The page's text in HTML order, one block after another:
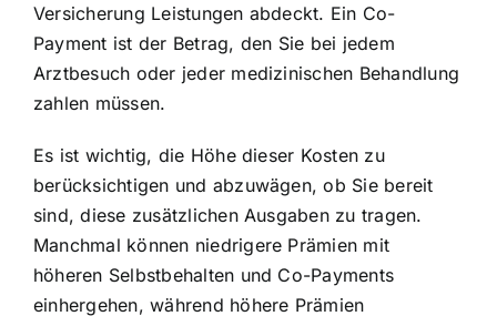
Versicherung Leistungen abdeckt. Ein Co-
Payment ist der Betrag, den Sie bei jedem
Arztbesuch oder jeder medizinischen Behandlung
zahlen müssen.
Es ist wichtig, die Höhe dieser Kosten zu
berücksichtigen und abzuwägen, ob Sie bereit
sind, diese zusätzlichen Ausgaben zu tragen.
Manchmal können niedrigere Prämien mit
höheren Selbstbehalten und Co-Payments
einhergehen, während höhere Prämien